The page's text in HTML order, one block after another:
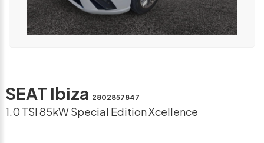
SEAT Ibiza 2802857847
1.0 TSI 85kW Special Edition Xcellence